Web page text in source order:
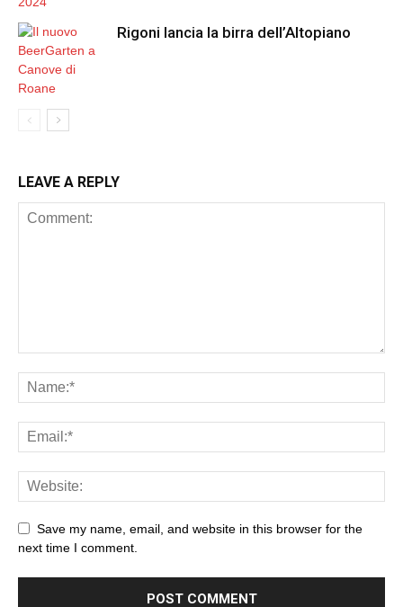
Rigoni lancia la birra dell’Altopiano
LEAVE A REPLY
Save my name, email, and website in this browser for the
next time I comment.